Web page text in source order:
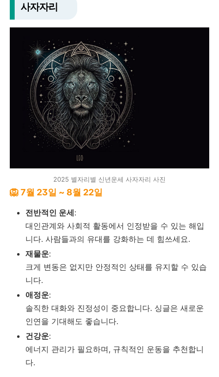
사자자리
2025 별자리별 신년운세 사자자리 사진
🦁 7월 23일 ~ 8월 22일
전반적인 운세:
대인관계와 사회적 활동에서 인정받을 수 있는 해입
니다. 사람들과의 유대를 강화하는 데 힘쓰세요.
재물운:
크게 변동은 없지만 안정적인 상태를 유지할 수 있습
니다.
애정운:
솔직한 대화와 진정성이 중요합니다. 싱글은 새로운
인연을 기대해도 좋습니다.
건강운:
에너지 관리가 필요하며, 규칙적인 운동을 추천합니
다.